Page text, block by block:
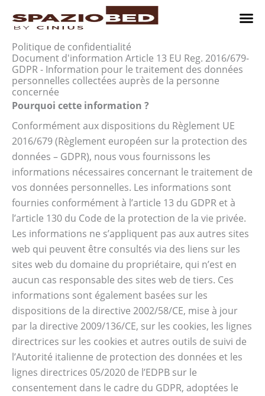
Politique de confidentialité
Document d'information Article 13 EU Reg. 2016/679-
GDPR - Information pour le traitement des données
personnelles collectées auprès de la personne
concernée
Pourquoi cette information ?
Conformément aux dispositions du Règlement UE
2016/679 (Règlement européen sur la protection des
données – GDPR), nous vous fournissons les
informations nécessaires concernant le traitement de
vos données personnelles. Les informations sont
fournies conformément à l’article 13 du GDPR et à
l’article 130 du Code de la protection de la vie privée.
Les informations ne s’appliquent pas aux autres sites
web qui peuvent être consultés via des liens sur les
sites web du domaine du propriétaire, qui n’est en
aucun cas responsable des sites web de tiers. Ces
informations sont également basées sur les
dispositions de la directive 2002/58/CE, mise à jour
par la directive 2009/136/CE, sur les cookies, les lignes
directrices sur les cookies et autres outils de suivi de
l’Autorité italienne de protection des données et les
lignes directrices 05/2020 de l’EDPB sur le
consentement dans le cadre du GDPR, adoptées le